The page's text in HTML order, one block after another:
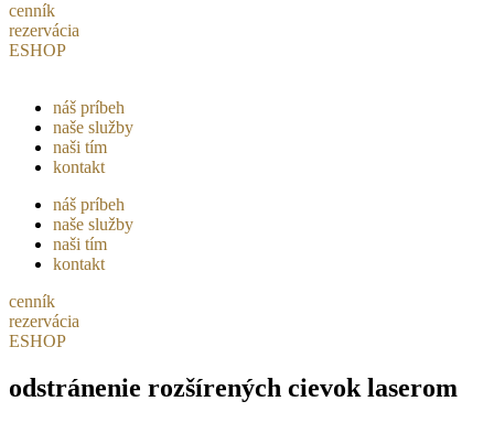
cenník
rezervácia
ESHOP
náš príbeh
naše služby
naši tím
kontakt
náš príbeh
naše služby
naši tím
kontakt
cenník
rezervácia
ESHOP
odstránenie rozšírených cievok laserom